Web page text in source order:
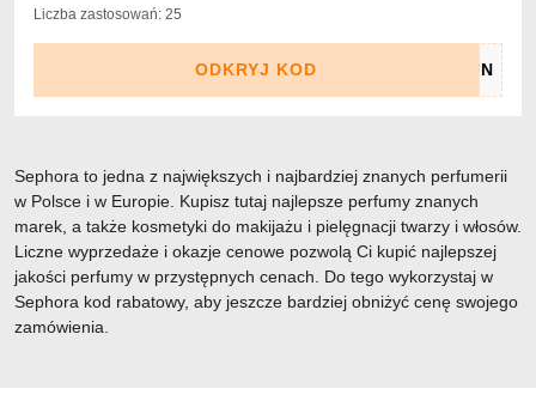
Liczba zastosowań: 25
ODKRYJ KOD
Sephora to jedna z największych i najbardziej znanych perfumerii
w Polsce i w Europie. Kupisz tutaj najlepsze perfumy znanych
marek, a także kosmetyki do makijażu i pielęgnacji twarzy i włosów.
Liczne wyprzedaże i okazje cenowe pozwolą Ci kupić najlepszej
jakości perfumy w przystępnych cenach. Do tego wykorzystaj w
Sephora kod rabatowy, aby jeszcze bardziej obniżyć cenę swojego
zamówienia.